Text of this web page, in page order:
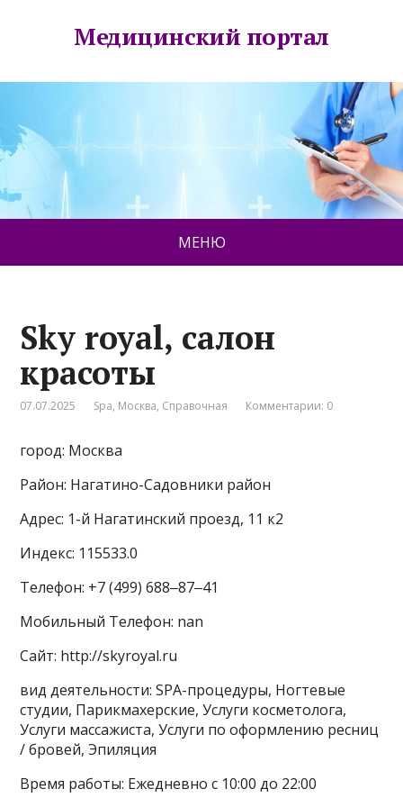
Медицинский портал
МЕНЮ
Sky royal, салон
красоты
07.07.2025 Spa, Москва, Справочная Комментарии: 0
город: Москва
Район: Нагатино-Садовники район
Адрес: 1-й Нагатинский проезд, 11 к2
Индекс: 115533.0
Телефон: +7 (499) 688‒87‒41
Мобильный Телефон: nan
Сайт: http://skyroyal.ru
вид деятельности: SPA-процедуры, Ногтевые
студии, Парикмахерские, Услуги косметолога,
Услуги массажиста, Услуги по оформлению ресниц
/ бровей, Эпиляция
Время работы: Ежедневно с 10:00 до 22:00